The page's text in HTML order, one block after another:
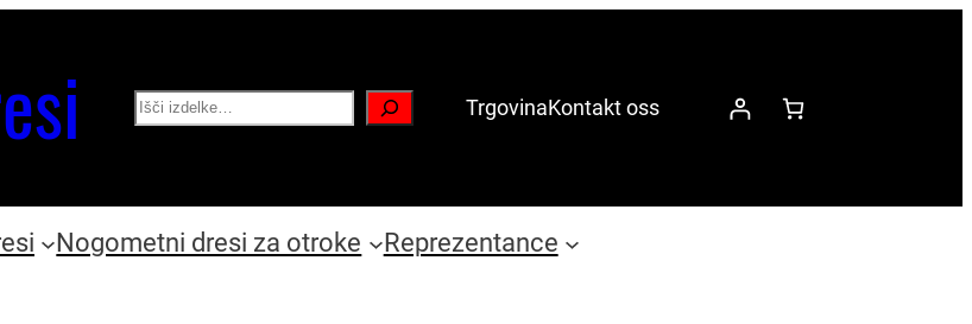
Search TrgovinaKontakt oss
Nogometni dresi za otroke Reprezentance